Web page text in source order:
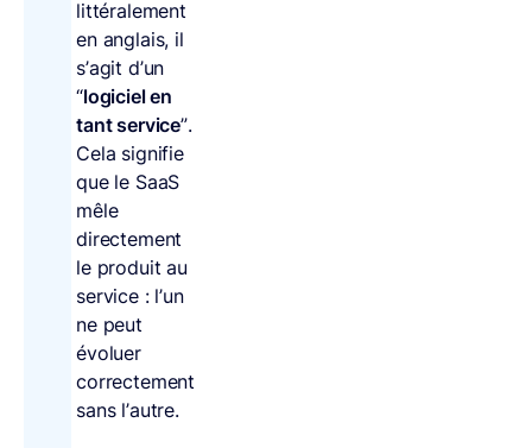
littéralement
en anglais, il
s’agit d’un
“logiciel en
tant service”.
Cela signifie
que le SaaS
mêle
directement
le produit au
service : l’un
ne peut
évoluer
correctement
sans l’autre.